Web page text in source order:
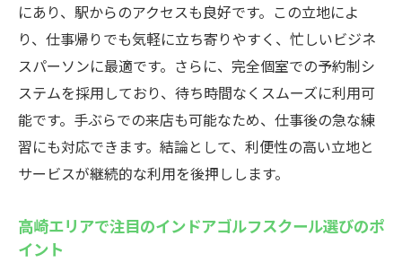
手ぶらで楽しめる高崎市のインドアゴルフスポ
ット
インドアゴルフスクールなら手ぶらで気軽
に通える
レンタル充実で初心者も安心のインドアゴ
ルフ体験
フスクール
にあり、駅からのアクセスも良好です。この立地によ
り、仕事帰りでも気軽に立ち寄りやすく、忙しいビジネ
スパーソンに最適です。さらに、完全個室での予約制シ
ステムを採用しており、待ち時間なくスムーズに利用可
能です。手ぶらでの来店も可能なため、仕事後の急な練
習にも対応できます。結論として、利便性の高い立地と
サービスが継続的な利用を後押しします。
高崎エリアで注目のインドアゴルフスクール選びのポ
イント